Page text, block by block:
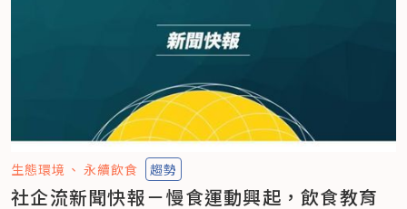
生態環境 永續飲食 趨勢
社企流新聞快報－慢食運動興起，飲食教育